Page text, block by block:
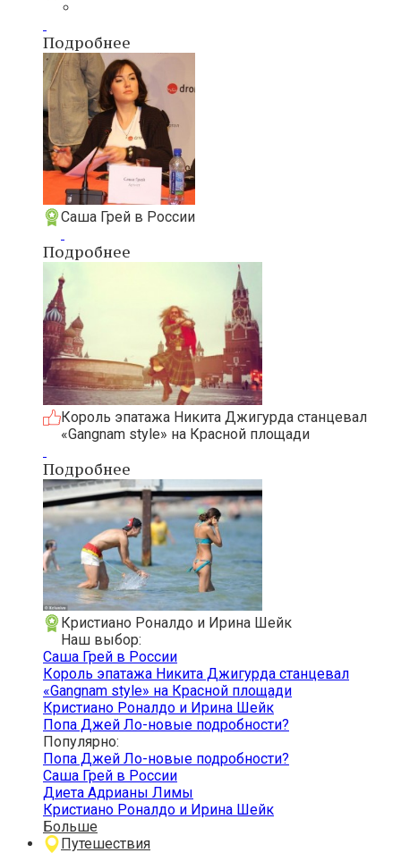
Подробнее
Саша Грей в России
Подробнее
Король эпатажа Никита Джигурда станцевал
«Gangnam style» на Красной площади
Подробнее
Кристиано Роналдо и Ирина Шейк
Наш выбор:
Саша Грей в России
Король эпатажа Никита Джигурда станцевал
«Gangnam style» на Красной площади
Кристиано Роналдо и Ирина Шейк
Попа Джей Ло-новые подробности?
Популярно:
Попа Джей Ло-новые подробности?
Саша Грей в России
Диета Адрианы Лимы
Кристиано Роналдо и Ирина Шейк
Больше
Путешествия